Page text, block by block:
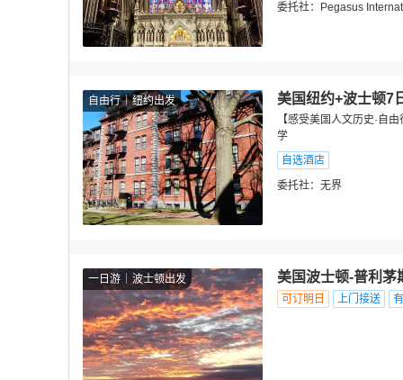
委托社：
Pegasus
自由行 纽约出发 美国纽约+波士顿7
【感受美国人文历史·自
学
自选酒店
委托社： 无界
一日游 波士顿出发 美国波士顿-普利茅
可订明日 上门接送